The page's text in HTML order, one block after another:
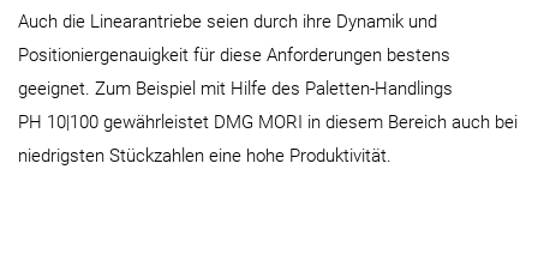
Auch die Linearantriebe seien durch ihre Dynamik und
Positioniergenauigkeit für diese Anforderungen bestens
geeignet. Zum Beispiel mit Hilfe des Paletten-Handlings
PH 10|100 gewährleistet DMG MORI in diesem Bereich auch bei
niedrigsten Stückzahlen eine hohe Produktivität.